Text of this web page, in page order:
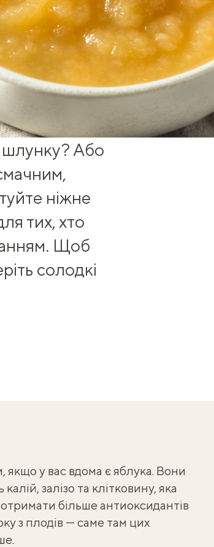
шлунку? Або
ніжне
тих, хто
Щоб
солодкі
якщо у вас вдома є яблука. Вони
залізо та клітковину, яка
більше антиоксидантів
з плодів — саме там цих